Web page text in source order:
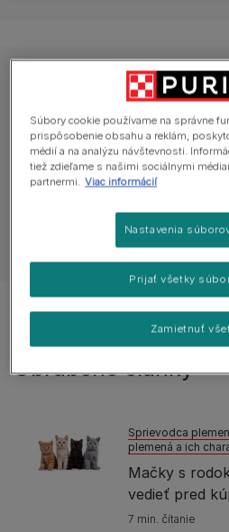
Preskúmajte
Zaobstarávame si mačku
Zobraziť všetky
Zobrazené 2 z 2 článkov
Obľúbené články
Sprievodca
plemená a ich
Mačky s
vedieť pred
7 min. čítanie
Súbory cookie používame na správne
prispôsobenie obsahu a reklám,
médií a na analýzu návštevnosti.
tiež zdieľame s našimi sociálnymi
partnermi. Viac informácií
Nastavenia
Zamietnuť
Prijať všetky